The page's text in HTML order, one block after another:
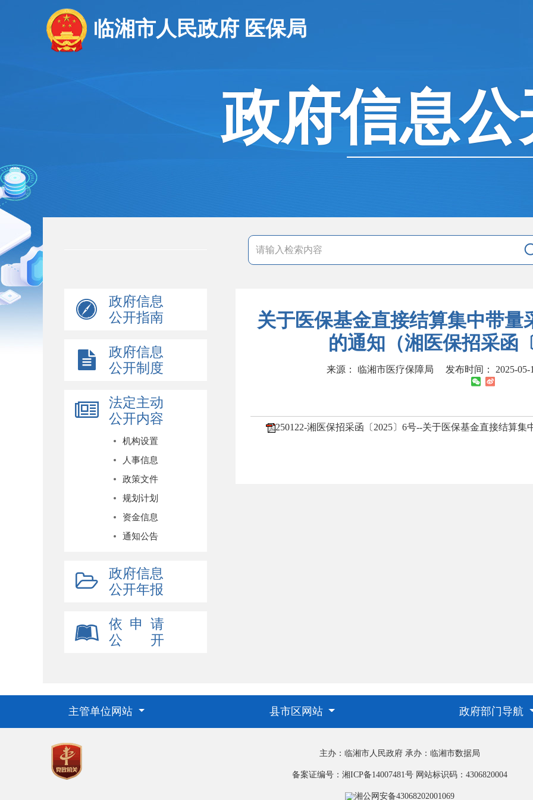
临湘市人民政府 医保局
政府信息公
政府信息
公开指南
政府信息
公开制度
法定主动
公开内容
机构设置
人事信息
政策文件
规划计划
资金信息
通知公告
政府信息
公开年报
依 申 请
公 开
关于医保基金直接结算集中带量
的通知（湘医保招采函
来源： 临湘市医疗保障局 发布时间： 2025-05-
250122-湘医保招采函〔2025〕6号--关于医保基金直接结算
主管单位网站 县市区网站 政府部门导航
主办：临湘市人民政府 承办：临湘市数据局
备案证编号：湘ICP备14007481号 网站标识码：4306820004
湘公网安备43068202001069